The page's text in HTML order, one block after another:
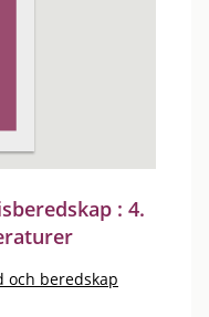
: 4.
och beredskap